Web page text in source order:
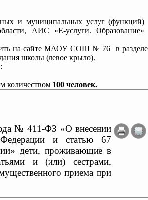
и муниципальных услуг (функций)
АИС «Е-услуги. Образование»
на сайте МАОУ СОШ № 76 в разделе
школы (левое крыло).
количеством 100 человек.
№ 411-ФЗ «О внесении
и статью 67
дети, проживающие в
и (или) сестрами,
приема при